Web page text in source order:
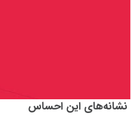
نشانه‌های این احساس